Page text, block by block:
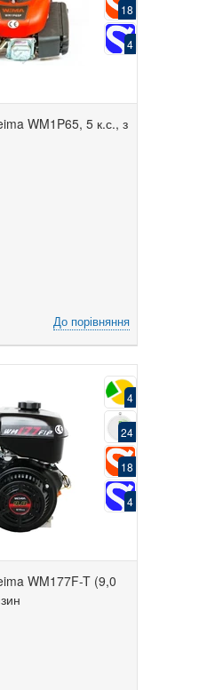
18
4
WM1P65, 5 к.с., з
До порівняння
4
24
18
4
WM177F-T (9,0